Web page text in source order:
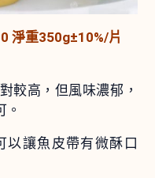
淨重350g±10%/片
較高，但風味濃郁，
。
以讓魚皮帶有微酥口